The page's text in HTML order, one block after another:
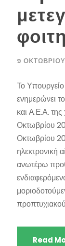
9
Το
ενημερώνει
και Α.Ε.Α. της
Οκτωβρίου
Οκτωβρίου
ηλεκτρονική
ανωτέρω
Read